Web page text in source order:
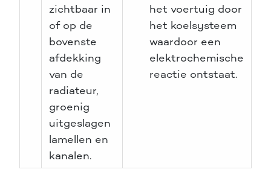
zichtbaar in
of op de
bovenste
afdekking
van de
radiateur,
groenig
uitgeslagen
lamellen en
kanalen.
het voertuig door
het koelsysteem
waardoor een
elektrochemische
reactie ontstaat.